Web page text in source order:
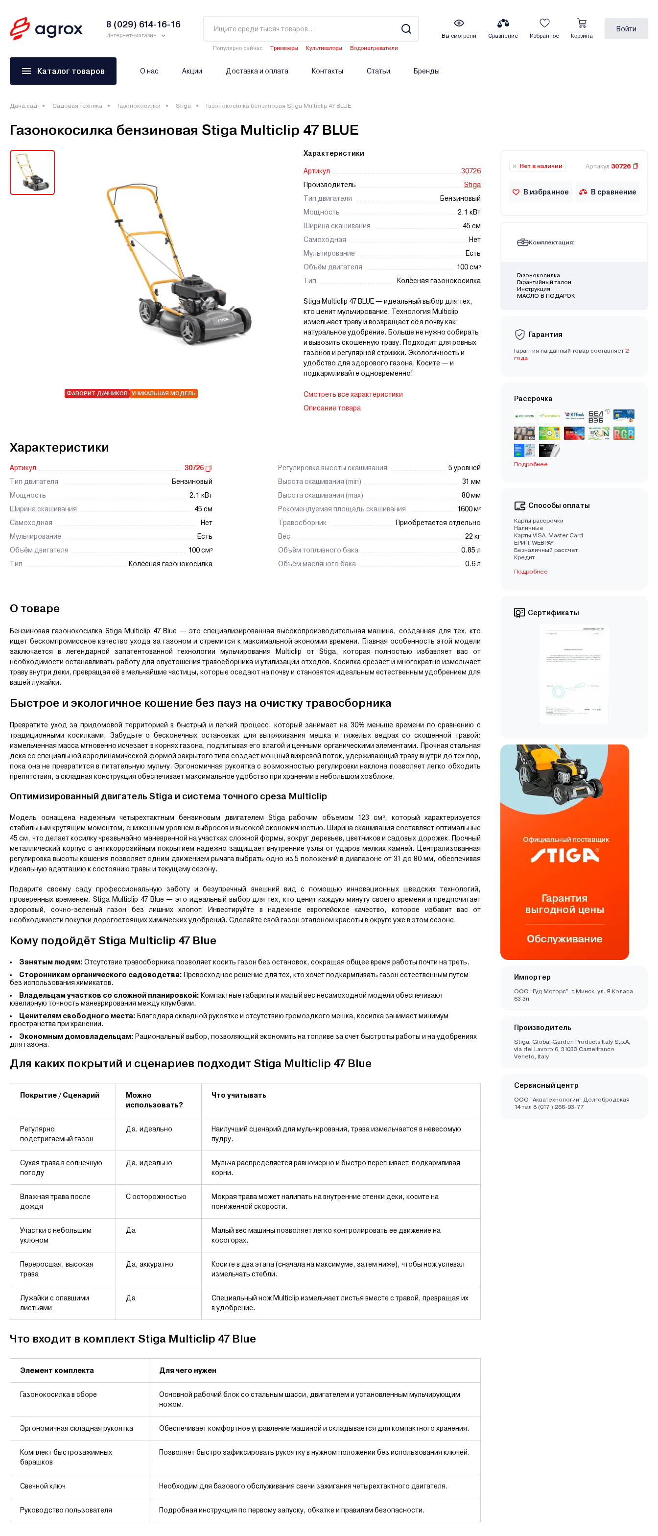
8 (029) 614-16-16
Интернет-магазин
Популярно сейчас Триммеры Культиваторы
Водонагреватели
Вы смотрели Сравнение Избранное Корзина
Войти
Каталог товаров О нас Акции Доставка и оплата Контакты Статьи Бренды
Дача,сад Садовая техника Газонокосилки Stiga Газонокосилка бензиновая Stiga Multiclip 47 BLUE
Газонокосилка бензиновая Stiga Multiclip 47 BLUE
ФАВОРИТ ДАЧНИКОВ УНИКАЛЬНАЯ МОДЕЛЬ
Характеристики
Артикул
30726
Производитель
Stiga
Тип двигателя
Бензиновый
Мощность
2.1 кВт
Ширина скашивания
45 см
Самоходная
Нет
Мульчирование
Есть
Объём двигателя
100 см³
Тип
Колёсная газонокосилка
Stiga Multiclip 47 BLUE — идеальный выбор для тех,
кто ценит мульчирование. Технология Multiclip
измельчает траву и возвращает её в почву как
натуральное удобрение. Больше не нужно собирать
и вывозить скошенную траву. Подходит для ровных
газонов и регулярной стрижки. Экологичность и
удобство для здорового газона. Косите — и
подкармливайте одновременно!
Смотреть все характеристики
Описание товара
Характеристики
Артикул
30726
Тип двигателя
Бензиновый
Мощность
2.1 кВт
Ширина скашивания
45 см
Самоходная
Нет
Мульчирование
Есть
Объём двигателя
100 см³
Тип
Колёсная газонокосилка
Регулировка высоты скашивания
5 уровней
Высота скашивания (min)
31 мм
Высота скашивания (max)
80 мм
Рекомендуемая площадь скашивания
1600 м²
Травосборник
Приобретается отдельно
Вес
22 кг
Объём топливного бака
0.85 л
Объём масляного бака
0.6 л
О товаре
Бензиновая газонокосилка Stiga Multiclip 47 Blue — это специализированная высокопроизводительная машина, созданная для тех, кто
ищет бескомпромиссное качество ухода за газоном и стремится к максимальной экономии времени. Главная особенность этой модели
заключается в легендарной запатентованной технологии мульчирования Multiclip от Stiga, которая полностью избавляет вас от
необходимости останавливать работу для опустошения травосборника и утилизации отходов. Косилка срезает и многократно измельчает
траву внутри деки, превращая её в мельчайшие частицы, которые оседают на почву и становятся идеальным естественным удобрением для
вашей лужайки.
Быстрое и экологичное кошение без пауз на очистку травосборника
Превратите уход за придомовой территорией в быстрый и легкий процесс, который занимает на 30% меньше времени по сравнению с
традиционными косилками. Забудьте о бесконечных остановках для вытряхивания мешка и тяжелых ведрах со скошенной травой:
измельченная масса мгновенно исчезает в корнях газона, подпитывая его влагой и ценными органическими элементами. Прочная стальная
дека со специальной аэродинамической формой закрытого типа создает мощный вихревой поток, удерживающий траву внутри до тех пор,
пока она не превратится в питательную мульчу. Эргономичная рукоятка с возможностью регулировки наклона позволяет легко обходить
препятствия, а складная конструкция обеспечивает максимальное удобство при хранении в небольшом хозблоке.
Оптимизированный двигатель Stiga и система точного среза Multiclip
Модель оснащена надежным четырехтактным бензиновым двигателем Stiga рабочим объемом 123 см³, который характеризуется
стабильным крутящим моментом, сниженным уровнем выбросов и высокой экономичностью. Ширина скашивания составляет оптимальные
45 см, что делает косилку чрезвычайно маневренной на участках сложной формы, вокруг деревьев, цветников и садовых дорожек. Прочный
металлический корпус с антикоррозийным покрытием надежно защищает внутренние узлы от ударов мелких камней. Централизованная
регулировка высоты кошения позволяет одним движением рычага выбрать одно из 5 положений в диапазоне от 31 до 80 мм, обеспечивая
идеальную адаптацию к состоянию травы и текущему сезону.
Подарите своему саду профессиональную заботу и безупречный внешний вид с помощью инновационных шведских технологий,
проверенных временем. Stiga Multiclip 47 Blue — это идеальный выбор для тех, кто ценит каждую минуту своего времени и предпочитает
здоровый, сочно-зеленый газон без лишних хлопот. Инвестируйте в надежное европейское качество, которое избавит вас от
необходимости покупки дорогостоящих химических удобрений. Сделайте свой газон эталоном красоты в округе уже в этом сезоне.
Кому подойдёт Stiga Multiclip 47 Blue
Занятым людям: Отсутствие травосборника позволяет косить газон без остановок, сокращая общее время работы почти на треть.
Сторонникам органического садоводства: Превосходное решение для тех, кто хочет подкармливать газон естественным путем
без использования химикатов.
Владельцам участков со сложной планировкой: Компактные габариты и малый вес несамоходной модели обеспечивают
ювелирную точность маневрирования между клумбами.
Ценителям свободного места: Благодаря складной рукоятке и отсутствию громоздкого мешка, косилка занимает минимум
пространства при хранении.
Экономным домовладельцам: Рациональный выбор, позволяющий экономить на топливе за счет быстроты работы и на удобрениях
для газона.
Для каких покрытий и сценариев подходит Stiga Multiclip 47 Blue
Покрытие / Сценарий
Можно
использовать?
Что учитывать
Регулярно
подстригаемый газон
Да, идеально
Наилучший сценарий для мульчирования, трава измельчается в невесомую
пудру.
Сухая трава в солнечную
погоду
Да, идеально
Мульча распределяется равномерно и быстро перегнивает, подкармливая
корни.
Влажная трава после
дождя
С осторожностью
Мокрая трава может налипать на внутренние стенки деки, косите на
пониженной скорости.
Участки с небольшим
уклоном
Да
Малый вес машины позволяет легко контролировать ее движение на
косогорах.
Переросшая, высокая
трава
Да, аккуратно
Косите в два этапа (сначала на максимуме, затем ниже), чтобы нож успевал
измельчать стебли.
Лужайки с опавшими
листьями
Да
Специальный нож Multiclip измельчает листья вместе с травой, превращая их
в удобрение.
Что входит в комплект Stiga Multiclip 47 Blue
Элемент комплекта Для чего нужен
Газонокосилка в сборе
Основной рабочий блок со стальным шасси, двигателем и установленным мульчирующим
ножом.
Эргономичная складная рукоятка Обеспечивает комфортное управление машиной и складывается для компактного хранения.
Комплект быстрозажимных
барашков
Позволяет быстро зафиксировать рукоятку в нужном положении без использования ключей.
Свечной ключ Необходим для базового обслуживания свечи зажигания четырехтактного двигателя.
Руководство пользователя Подробная инструкция по первому запуску, обкатке и правилам безопасности.
Нет в наличии Артикул 30726
В избранное В сравнение
Комплектация:
Газонокосилка
Гарантийный талон
Инструкция
МАСЛО В ПОДАРОК
Гарантия
Гарантия на данный товар составляет 2
года
Рассрочка
Подробнее
Способы оплаты
Карты рассрочки
Наличные
Карты VISA, Master Card
EРИП, WEBPAY
Безналичный рассчет
Кредит
Подробнее
Сертификаты
Импортер
ООО “Гуд Моторс”, г. Минск, ул. Я.Коласа
63 3н
Производитель
Stiga, Global Garden Products Italy S.p.A,
via del Lavoro 6, 31033 Castelfranco
Veneto, Italy
Сервисный центр
ООО "Акватехнологии" Долгобродская
14 тел 8 (017 ) 266-93-77